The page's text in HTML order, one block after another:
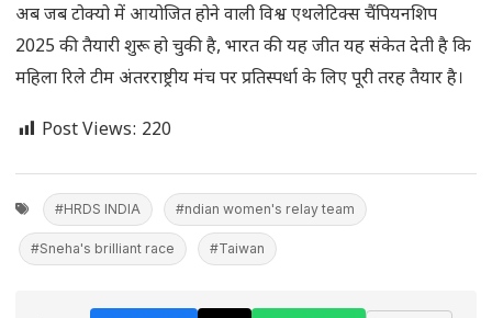
अब जब टोक्यो में आयोजित होने वाली विश्व एथलेटिक्स चैंपियनशिप
2025 की तैयारी शुरू हो चुकी है, भारत की यह जीत यह संकेत देती है कि
महिला रिले टीम अंतरराष्ट्रीय मंच पर प्रतिस्पर्धा के लिए पूरी तरह तैयार है।
Post Views: 220
#HRDS INDIA #ndian women's relay team
#Sneha's brilliant race #Taiwan